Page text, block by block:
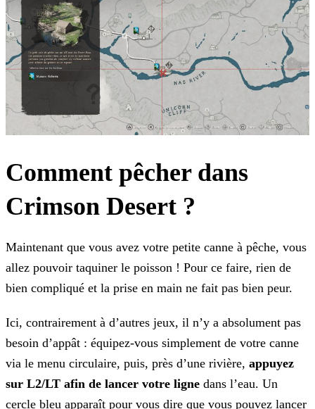
Comment pêcher dans
Crimson Desert ?
Maintenant que vous avez votre petite canne à pêche, vous
allez pouvoir taquiner le poisson ! Pour ce faire, rien de
bien compliqué et la prise en main ne fait pas bien peur.
Ici, contrairement à d’autres jeux, il n’y a absolument pas
besoin d’appât : équipez-vous simplement de votre canne
via le menu circulaire, puis, près d’une rivière, appuyez
sur L2/LT afin de lancer votre ligne dans l’eau. Un
cercle bleu apparaît pour vous dire que vous pouvez lancer